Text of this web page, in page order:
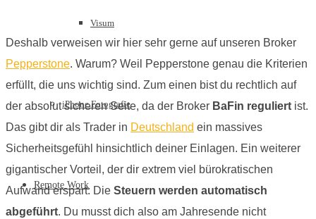
Visum
iPhone Fotografie
Remote Work
Deshalb verweisen wir hier sehr gerne auf unseren Broker
Pepperstone. Warum? Weil Pepperstone genau die Kriterien
erfüllt, die uns wichtig sind. Zum einen bist du rechtlich auf
der absolut sicheren Seite, da der Broker BaFin reguliert ist.
Das gibt dir als Trader in Deutschland ein massives
Sicherheitsgefühl hinsichtlich deiner Einlagen. Ein weiterer
gigantischer Vorteil, der dir extrem viel bürokratischen
Aufwand erspart: Die Steuern werden automatisch
abgeführt. Du musst dich also am Jahresende nicht